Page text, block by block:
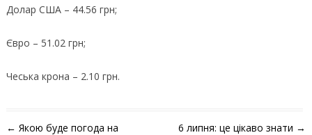
Долар США – 44.56 грн;
Євро – 51.02 грн;
Чеська крона – 2.10 грн.
Навігація по запису
← Якою буде погода на
6 липня: це цікаво знати →